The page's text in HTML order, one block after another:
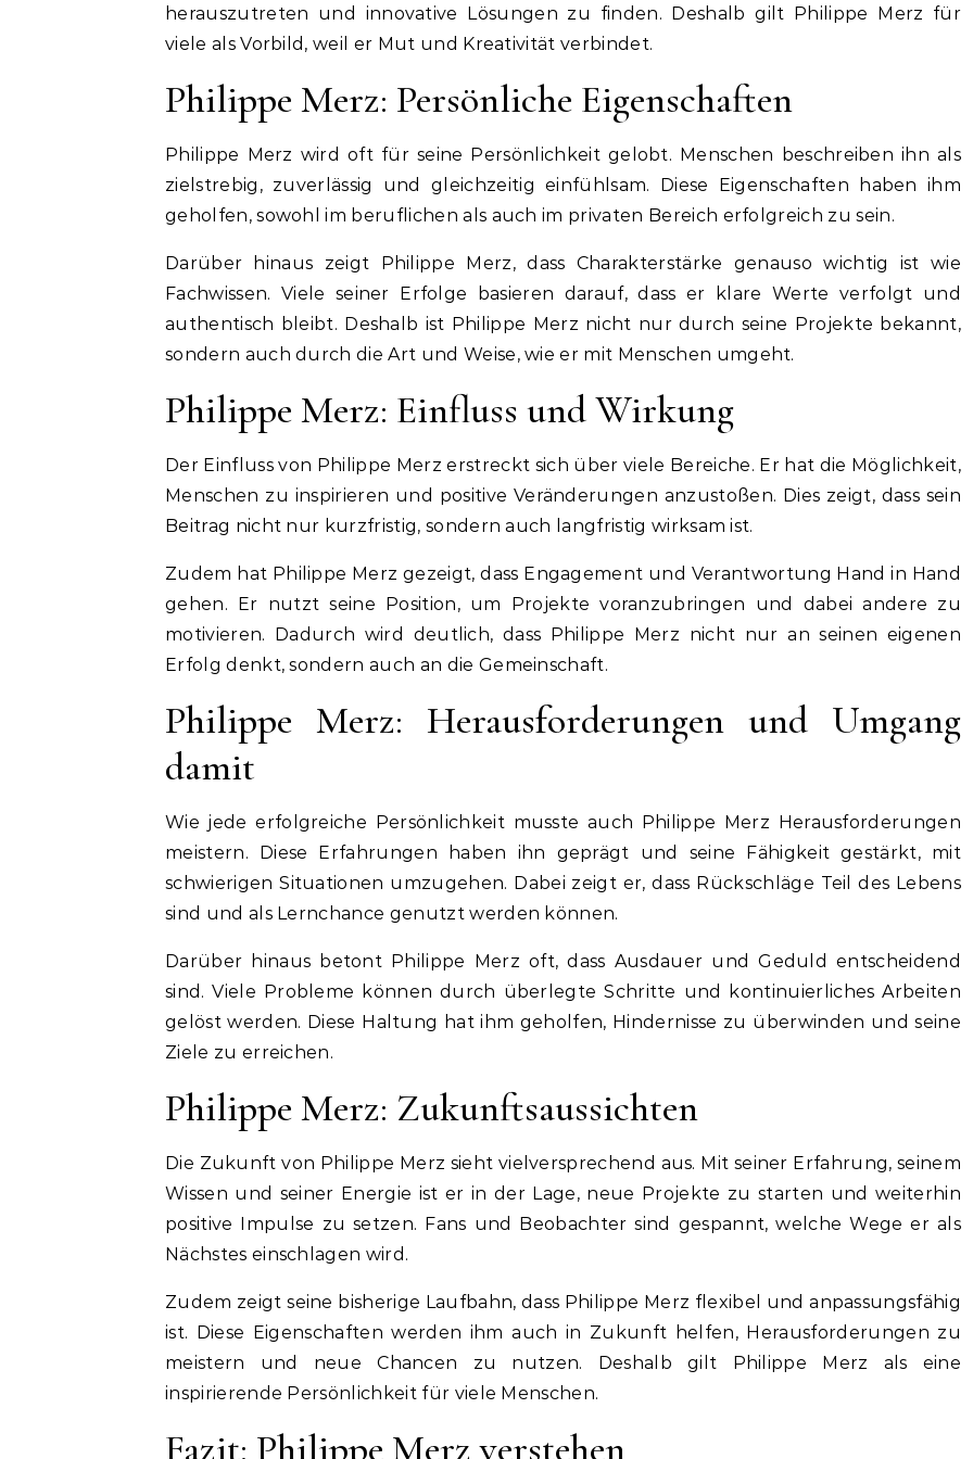
herauszutreten und innovative Lösungen zu finden. Deshalb gilt Philippe Merz für
viele als Vorbild, weil er Mut und Kreativität verbindet.
Philippe Merz: Persönliche Eigenschaften
Philippe Merz wird oft für seine Persönlichkeit gelobt. Menschen beschreiben ihn als
zielstrebig, zuverlässig und gleichzeitig einfühlsam. Diese Eigenschaften haben ihm
geholfen, sowohl im beruflichen als auch im privaten Bereich erfolgreich zu sein.
Darüber hinaus zeigt Philippe Merz, dass Charakterstärke genauso wichtig ist wie
Fachwissen. Viele seiner Erfolge basieren darauf, dass er klare Werte verfolgt und
authentisch bleibt. Deshalb ist Philippe Merz nicht nur durch seine Projekte bekannt,
sondern auch durch die Art und Weise, wie er mit Menschen umgeht.
Philippe Merz: Einfluss und Wirkung
Der Einfluss von Philippe Merz erstreckt sich über viele Bereiche. Er hat die Möglichkeit,
Menschen zu inspirieren und positive Veränderungen anzustoßen. Dies zeigt, dass sein
Beitrag nicht nur kurzfristig, sondern auch langfristig wirksam ist.
Zudem hat Philippe Merz gezeigt, dass Engagement und Verantwortung Hand in Hand
gehen. Er nutzt seine Position, um Projekte voranzubringen und dabei andere zu
motivieren. Dadurch wird deutlich, dass Philippe Merz nicht nur an seinen eigenen
Erfolg denkt, sondern auch an die Gemeinschaft.
Philippe Merz: Herausforderungen und Umgang
damit
Wie jede erfolgreiche Persönlichkeit musste auch Philippe Merz Herausforderungen
meistern. Diese Erfahrungen haben ihn geprägt und seine Fähigkeit gestärkt, mit
schwierigen Situationen umzugehen. Dabei zeigt er, dass Rückschläge Teil des Lebens
sind und als Lernchance genutzt werden können.
Darüber hinaus betont Philippe Merz oft, dass Ausdauer und Geduld entscheidend
sind. Viele Probleme können durch überlegte Schritte und kontinuierliches Arbeiten
gelöst werden. Diese Haltung hat ihm geholfen, Hindernisse zu überwinden und seine
Ziele zu erreichen.
Philippe Merz: Zukunftsaussichten
Die Zukunft von Philippe Merz sieht vielversprechend aus. Mit seiner Erfahrung, seinem
Wissen und seiner Energie ist er in der Lage, neue Projekte zu starten und weiterhin
positive Impulse zu setzen. Fans und Beobachter sind gespannt, welche Wege er als
Nächstes einschlagen wird.
Zudem zeigt seine bisherige Laufbahn, dass Philippe Merz flexibel und anpassungsfähig
ist. Diese Eigenschaften werden ihm auch in Zukunft helfen, Herausforderungen zu
meistern und neue Chancen zu nutzen. Deshalb gilt Philippe Merz als eine
inspirierende Persönlichkeit für viele Menschen.
Fazit: Philippe Merz verstehen